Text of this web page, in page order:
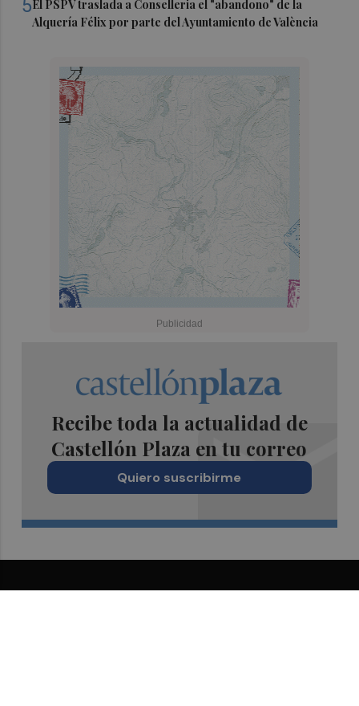
5El PSPV traslada a Conselleria el "abandono" de la
Alquería Félix por parte del Ayuntamiento de València
Recibe toda la actualidad de
Castellón Plaza en tu correo
Quiero suscribirme